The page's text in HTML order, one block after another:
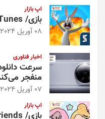
اپ بازار
بازی/ Looney Tunes؛ شهری بزرگ بسازید
08 آوریل 2024
اخبار فناوری
سرعت
منفجر
07 آوریل 2024
اپ بازار